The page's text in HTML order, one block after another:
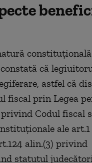
că
astfel că
fiscal prin Legea
Codul fiscal
ale art.1
alin.(3) privind
statutul